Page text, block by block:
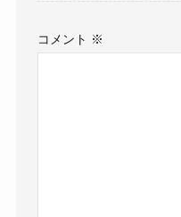
コメント ※